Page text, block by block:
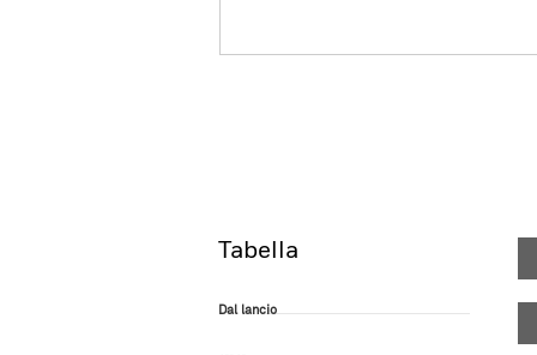
Tabella
Dal lancio
The chart has 1 X axis displaying Time.
Dal lancio